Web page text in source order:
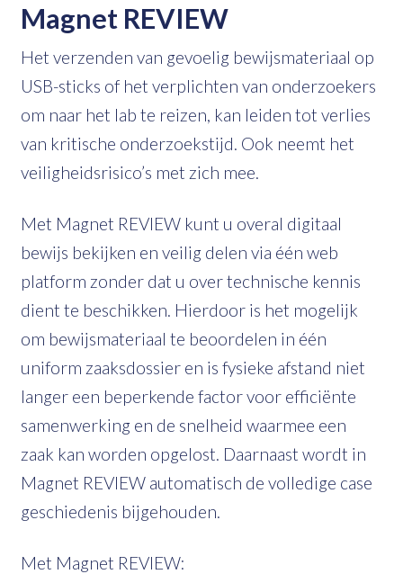
Magnet REVIEW
Het verzenden van gevoelig bewijsmateriaal op
USB-sticks of het verplichten van onderzoekers
om naar het lab te reizen, kan leiden tot verlies
van kritische onderzoekstijd. Ook neemt het
veiligheidsrisico’s met zich mee.
Met Magnet REVIEW kunt u overal digitaal
bewijs bekijken en veilig delen via één web
platform zonder dat u over technische kennis
dient te beschikken. Hierdoor is het mogelijk
om bewijsmateriaal te beoordelen in één
uniform zaaksdossier en is fysieke afstand niet
langer een beperkende factor voor efficiënte
samenwerking en de snelheid waarmee een
zaak kan worden opgelost. Daarnaast wordt in
Magnet REVIEW automatisch de volledige case
geschiedenis bijgehouden.
Met Magnet REVIEW: